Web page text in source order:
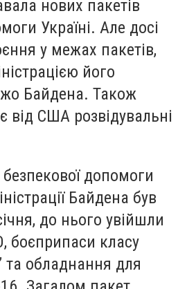
нових пакетів
Україні. Але досі
у межах пакетів,
його
Байдена. Також
від США розвідувальні
допомоги
Байдена був
до нього увійшли
боєприпаси класу
та обладнання для